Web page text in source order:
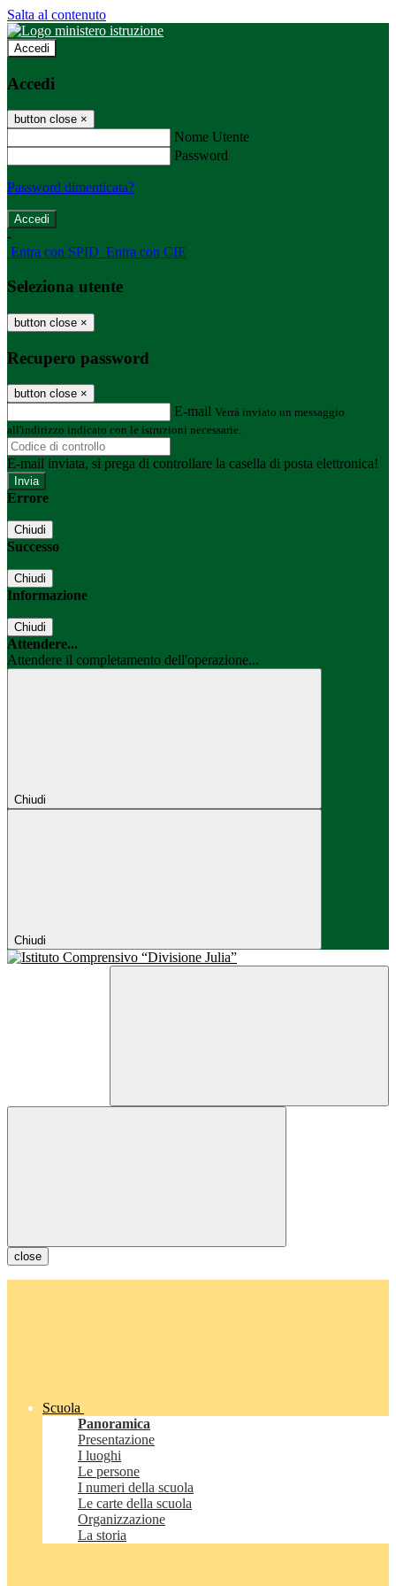
Salta al contenuto
Accedi
Accedi
button close ×
Nome Utente
Password
Password dimenticata?
-
Entra con SPID Entra con CIE
Seleziona utente
button close ×
Recupero password
button close ×
E-mail Verrà inviato un messaggio
all'indirizzo indicato con le istruzioni necessarie.
E-mail inviata, si prega di controllare la casella di posta elettronica!
Errore
Chiudi
Successo
Chiudi
Informazione
Chiudi
Attendere...
Attendere il completamento dell'operazione...
Chiudi
Chiudi
close
Scuola
Panoramica
Presentazione
I luoghi
Le persone
I numeri della scuola
Le carte della scuola
Organizzazione
La storia